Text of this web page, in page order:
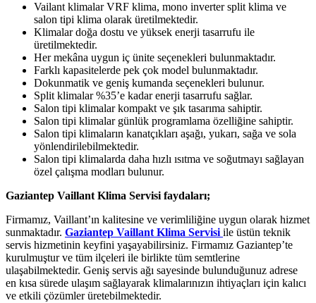
Vailant klimalar VRF klima, mono inverter split klima ve
salon tipi klima olarak üretilmektedir.
Klimalar doğa dostu ve yüksek enerji tasarrufu ile
üretilmektedir.
Her mekâna uygun iç ünite seçenekleri bulunmaktadır.
Farklı kapasitelerde pek çok model bulunmaktadır.
Dokunmatik ve geniş kumanda seçenekleri bulunur.
Split klimalar %35’e kadar enerji tasarrufu sağlar.
Salon tipi klimalar kompakt ve şık tasarıma sahiptir.
Salon tipi klimalar günlük programlama özelliğine sahiptir.
Salon tipi klimaların kanatçıkları aşağı, yukarı, sağa ve sola
yönlendirilebilmektedir.
Salon tipi klimalarda daha hızlı ısıtma ve soğutmayı sağlayan
özel çalışma modları bulunur.
Gaziantep Vaillant Klima Servisi faydaları;
Firmamız, Vaillant’ın kalitesine ve verimliliğine uygun olarak hizmet
sunmaktadır. Gaziantep Vaillant Klima Servisi ile üstün teknik
servis hizmetinin keyfini yaşayabilirsiniz. Firmamız Gaziantep’te
kurulmuştur ve tüm ilçeleri ile birlikte tüm semtlerine
ulaşabilmektedir. Geniş servis ağı sayesinde bulunduğunuz adrese
en kısa sürede ulaşım sağlayarak klimalarınızın ihtiyaçları için kalıcı
ve etkili çözümler üretebilmektedir.